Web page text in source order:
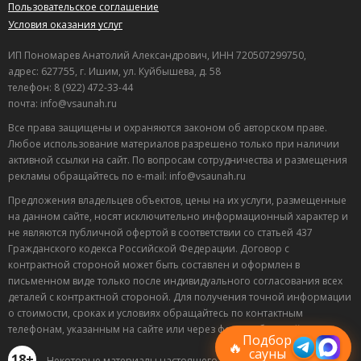
Пользовательское соглашение
Условия оказания услуг
ИП Пономарев Анатолий Александрович, ИНН 720507299750,
адрес: 627755, г. Ишим, ул. Куйбышева, д. 58
телефон: 8 (922) 472-33-44
почта: info@vsaunah.ru
Все права защищены и охраняются законом об авторском праве.
Любое использование материалов разрешено только при наличии
активной ссылки на сайт. По вопросам сотрудничества и размещения
рекламы обращайтесь по e-mail: info@vsaunah.ru
Предложения владельцев объектов, цены на их услуги, размещенные
на данном сайте, носят исключительно информационный характер и
не являются публичной офертой в соответствии со статьей 437
Гражданского кодекса Российской Федерации. Договор с
контрактной стороной может быть составлен и оформлен в
письменном виде только после индивидуального согласования всех
деталей с контрактной стороной. Для получения точной информации
о стоимости, сроках и условиях обращайтесь по контактным
телефонам, указанным на сайте или через форму обратной связи.
🔥Подбор
сауны
Лучшие
спецпредложения
саун
Подписывайтесь в Telegram или MAX —
пришлём свежие скидки